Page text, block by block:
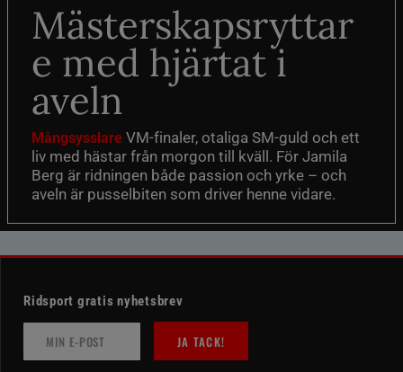
Mästerskapsryttar
e med hjärtat i
aveln
Mångsysslare VM-finaler, otaliga SM-guld och ett
liv med hästar från morgon till kväll. För Jamila
Berg är ridningen både passion och yrke – och
aveln är pusselbiten som driver henne vidare.
Ridsport gratis nyhetsbrev
JA TACK!